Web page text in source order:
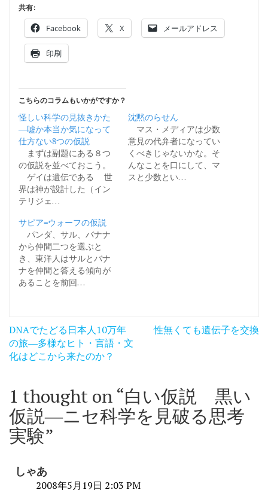
共有:
Facebook X メールアドレス
印刷
こちらのコラムもいかがですか？
怪しい科学の見抜きかた
―嘘か本当か気になって
仕方ない8つの仮説
まずは副題にある８つ
の仮説を並べておこう。
ゲイは遺伝である 世
界は神が設計した（イン
テリジェ…
沈黙のらせん
マス・メディアは少数
意見の代弁者になってい
くべきじゃないかな。そ
んなことを口にして、マ
スと少数とい…
サピア=ウォーフの仮説
パンダ、サル、バナナ
から仲間二つを選ぶと
き、東洋人はサルとバナ
ナを仲間と答える傾向が
あることを前回…
投
稿
ナ
ビ
ゲ
ー
シ
ョ
ン
DNAでたどる日本人10万年
の旅―多様なヒト・言語・文
化はどこから来たのか？
性無くても遺伝子を交換
1 thought on “白い仮説 黒い
仮説―ニセ科学を見破る思考
実験”
しゃあ
2008年5月19日 2:03 PM